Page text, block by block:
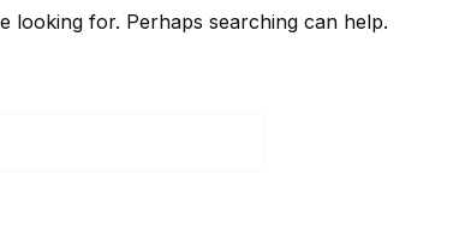
looking for. Perhaps searching can help.